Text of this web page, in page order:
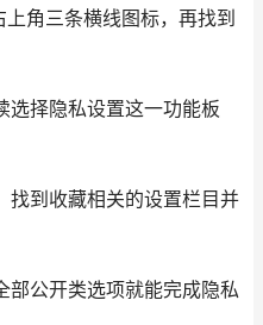
角三条横线图标，再找到
选择隐私设置这一功能板
找到收藏相关的设置栏目并
部公开类选项就能完成隐私